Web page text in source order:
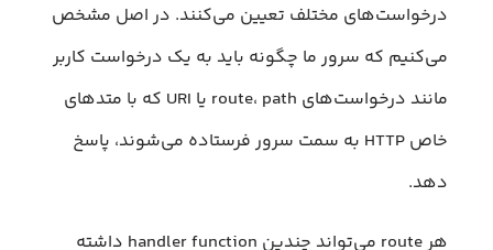
درخواست‌های مختلف تعیین می‌کنند. در اصل مشخص
می‌کنیم که سرور ما چگونه باید به یک درخواست کاربر
مانند درخواست‌های route، path یا URI که با متدهای
خاص HTTP به سمت سرور فرستاده می‌شوند، پاسخ
دهد.
هر route می‌تواند چندین handler function داشته